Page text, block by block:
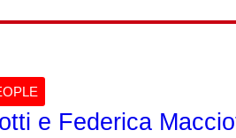
e Federica